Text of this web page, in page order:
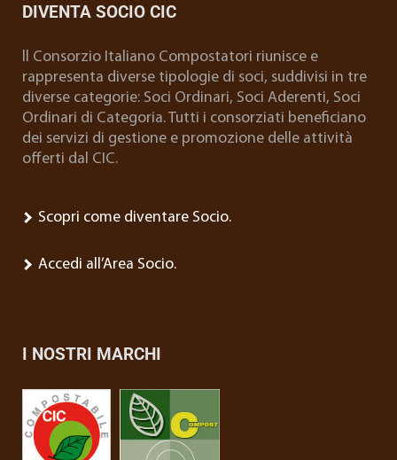
DIVENTA SOCIO CIC
ll Consorzio Italiano Compostatori riunisce e
rappresenta diverse tipologie di soci, suddivisi in tre
diverse categorie: Soci Ordinari, Soci Aderenti, Soci
Ordinari di Categoria. Tutti i consorziati beneficiano
dei servizi di gestione e promozione delle attività
offerti dal CIC.
Scopri come diventare Socio.
Accedi all’Area Socio.
I NOSTRI MARCHI